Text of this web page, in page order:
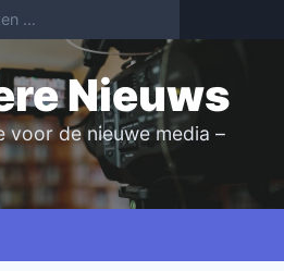
Nieuws
voor de nieuwe media –